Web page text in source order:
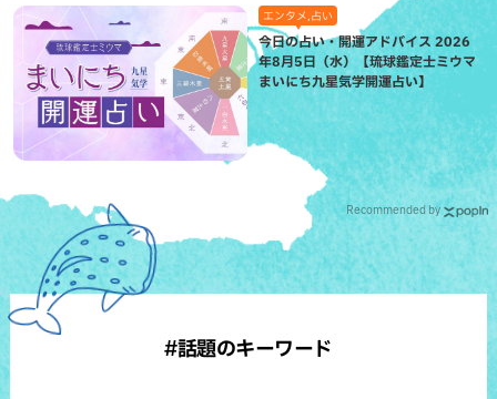
エンタメ,占い
今日の占い・開運アドバイス 2026
年8月5日（水）【琉球鑑定士ミウマ
まいにち九星気学開運占い】
Recommended by
#話題のキーワード